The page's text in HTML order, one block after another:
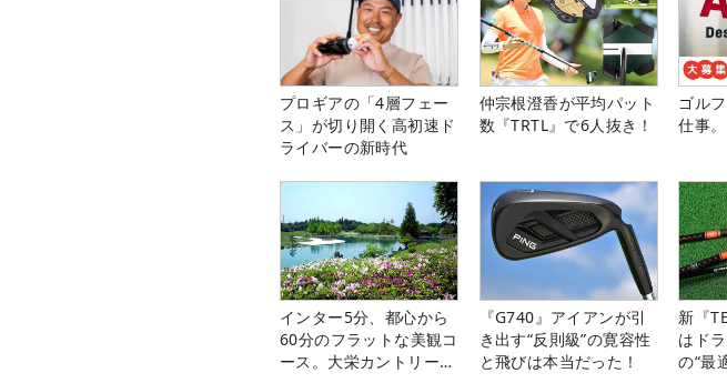
プロギアの「4層フェー
ス」が切り開く高初速ド
ライバーの新時代
仲宗根澄香が平均パット
数『TRTL』で6人抜き！
ゴル
仕事
インター5分、都心から
60分のフラットな美観コ
ース。大栄カントリー俱
『G740』アイアンが引
き出す“反則級”の寛容性
と飛びは本当だった！
新『
はド
の“最